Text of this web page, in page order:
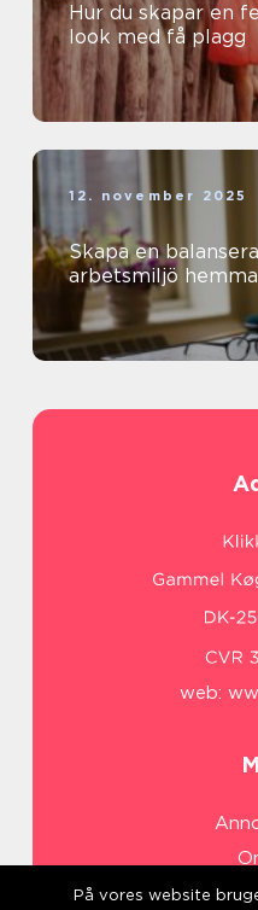
Hur du skapar en
look med få plagg
12. november 2025
Skapa en
arbetsmiljö hemma
web:
På vores website